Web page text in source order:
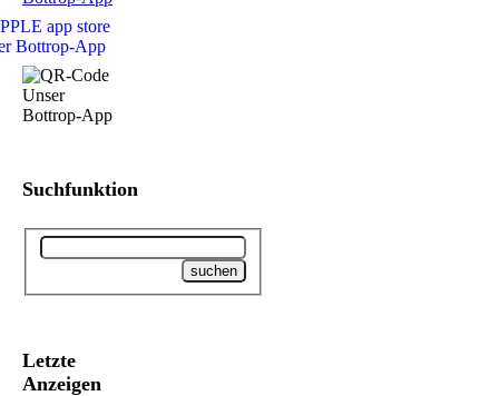
Suchfunktion
Letzte
Anzeigen